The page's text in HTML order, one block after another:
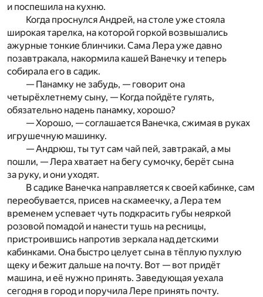
и поспешила на кухню.
Когда проснулся Андрей, на столе уже стояла
широкая тарелка, на которой горкой возвышались
ажурные тонкие блинчики. Сама Лера уже давно
позавтракала, накормила кашей Ванечку и теперь
собирала его в садик.
— Панамку не забудь, — говорит она
четырёхлетнему сыну, — Когда пойдёте гулять,
обязательно надень панамку, хорошо?
— Хорошо, — соглашается Ванечка, сжимая в руках
игрушечную машинку.
— Андрюш, ты тут сам чай пей, завтракай, а мы
пошли, — Лера хватает на бегу сумочку, берёт сына
за руку, и они уходят.
В садике Ванечка направляется к своей кабинке, сам
переобувается, присев на скамеечку, а Лера тем
временем успевает чуть подкрасить губы неяркой
розовой помадой и нанести тушь на ресницы,
пристроившись напротив зеркала над детскими
кабинками. Она быстро целует сына в тёплую пухлую
щеку и бежит дальше на почту. Вот — вот придёт
машина, и её нужно принять. Заведующая уехала
сегодня в город и поручила Лере принять почту.